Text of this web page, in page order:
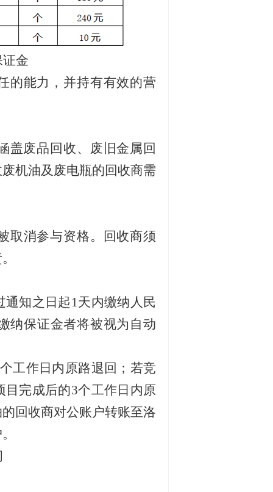
金
的能力，并持有有效的营
盖废品回收、废旧金属回
机油及废电瓶的回收商需
取消参与资格。回收商须
通知之日起 1天内缴纳人民
纳保证金者将被视为自动
个工作日内原路退回；若竞
目完成后的3个工作日内原
回收商对公账户转账至洛